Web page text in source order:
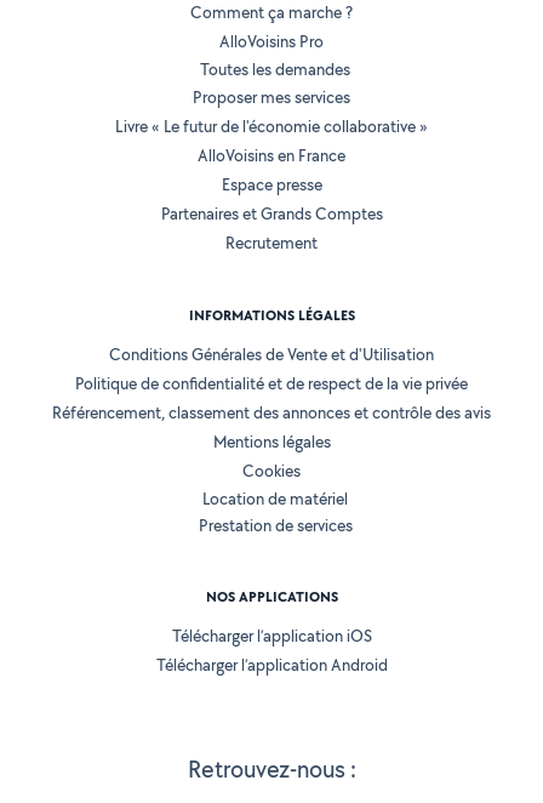
Retrouvez-nous :
Comment ça marche ?
AlloVoisins Pro
Toutes les demandes
Proposer mes services
Livre « Le futur de l'économie collaborative »
AlloVoisins en France
Espace presse
Partenaires et Grands Comptes
Recrutement
INFORMATIONS LÉGALES
Conditions Générales de Vente et d'Utilisation
Politique de confidentialité et de respect de la vie privée
Référencement, classement des annonces et contrôle des avis
Mentions légales
Cookies
Location de matériel
Prestation de services
NOS APPLICATIONS
Télécharger l’application iOS
Télécharger l’application Android